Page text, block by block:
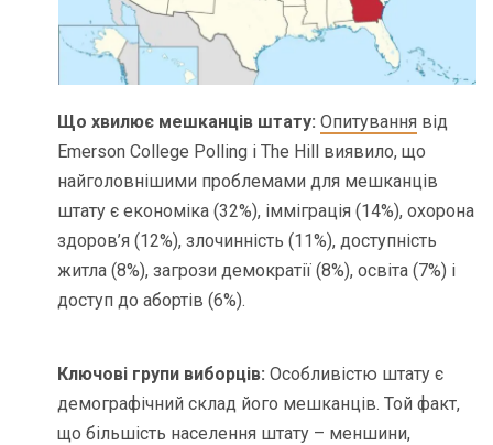
Що хвилює мешканців штату:Опитування від
Emerson College Polling і The Hill виявило, що
найголовнішими проблемами для мешканців
штату є економіка (32%), імміграція (14%), охорона
здоров’я (12%), злочинність (11%), доступність
житла (8%), загрози демократії (8%), освіта (7%) і
доступ до абортів (6%).
Ключові групи виборців: Особливістю штату є
демографічний склад його мешканців. Той факт,
що більшість населення штату – меншини,